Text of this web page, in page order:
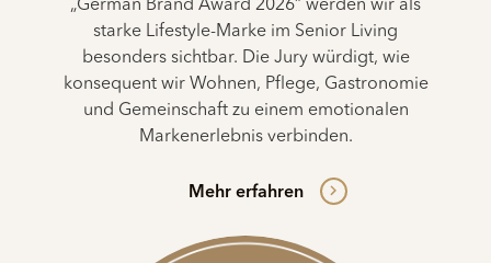
„German Brand Award 2026“ werden wir als
starke Lifestyle-Marke im Senior Living
besonders sichtbar. Die Jury würdigt, wie
konsequent wir Wohnen, Pflege, Gastronomie
und Gemeinschaft zu einem emotionalen
Markenerlebnis verbinden.
Mehr erfahren